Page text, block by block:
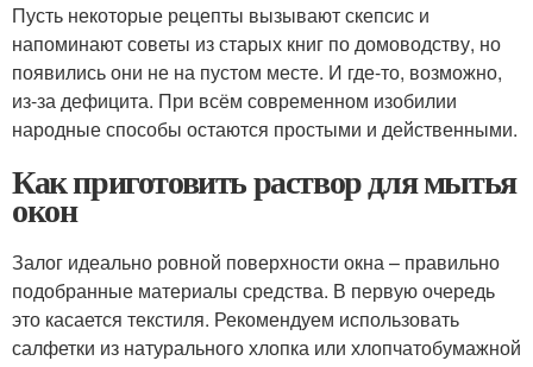
Пусть некоторые рецепты вызывают скепсис и
напоминают советы из старых книг по домоводству, но
появились они не на пустом месте. И где-то, возможно,
из-за дефицита. При всём современном изобилии
народные способы остаются простыми и действенными.
Как приготовить раствор для мытья
окон
Залог идеально ровной поверхности окна – правильно
подобранные материалы средства. В первую очередь
это касается текстиля. Рекомендуем использовать
салфетки из натурального хлопка или хлопчатобумажной